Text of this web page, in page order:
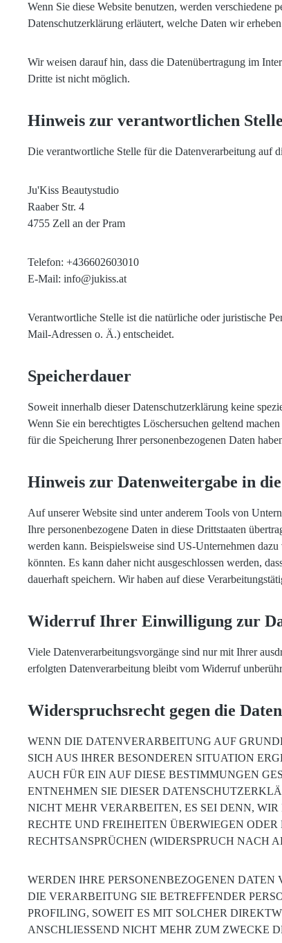
Wenn Sie diese Website benutzen, werden
Datenschutzerklärung erläutert, welche Daten wir
Wir weisen darauf hin, dass die Datenübertragung im
Dritte ist nicht möglich.
Hinweis zur verantwortlichen Stelle
Die verantwortliche Stelle für die Datenverarbeitung auf
Ju'Kiss Beautystudio
Raaber Str. 4
4755 Zell an der Pram
Telefon: +436602603010
E-Mail: info@jukiss.at
Verantwortliche Stelle ist die natürliche oder juristische
Mail-Adressen o. Ä.) entscheidet.
Speicherdauer
Soweit innerhalb dieser Datenschutzerklärung keine
Wenn Sie ein berechtigtes Löschersuchen geltend
für die Speicherung Ihrer personenbezogenen Daten
Hinweis zur Datenweitergabe in
Auf unserer Website sind unter anderem Tools von
Ihre personenbezogene Daten in diese Drittstaaten
werden kann. Beispielsweise sind US-Unternehmen
könnten. Es kann daher nicht ausgeschlossen werden,
dauerhaft speichern. Wir haben auf diese
Widerruf Ihrer Einwilligung zur
Viele Datenverarbeitungsvorgänge sind nur mit Ihrer
erfolgten Datenverarbeitung bleibt vom Widerruf
Widerspruchsrecht gegen die
WENN DIE DATENVERARBEITUNG AUF
SICH AUS IHRER BESONDEREN SITUATION
AUCH FÜR EIN AUF DIESE BESTIMMUNGEN
ENTNEHMEN SIE DIESER
NICHT MEHR VERARBEITEN, ES SEI DENN,
RECHTE UND FREIHEITEN ÜBERWIEGEN
RECHTSANSPRÜCHEN (WIDERSPRUCH NACH
WERDEN IHRE PERSONENBEZOGENEN
DIE VERARBEITUNG SIE BETREFFENDER
PROFILING, SOWEIT ES MIT SOLCHER
ANSCHLIESSEND NICHT MEHR ZUM ZWECKE